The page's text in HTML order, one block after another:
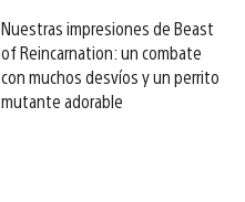
Nuestras impresiones de Beast
of Reincarnation: un combate
con muchos desvíos y un perrito
mutante adorable